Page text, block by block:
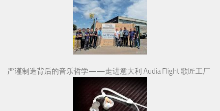
严谨制造背后的音乐哲学——走进意大利 Audia Flight 歌匠工厂